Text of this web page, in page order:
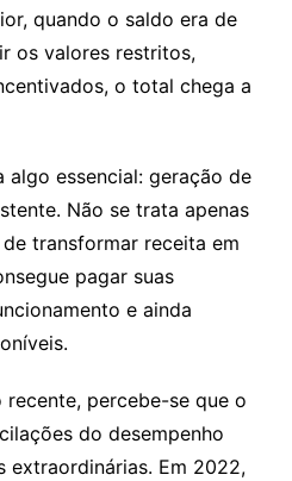
quando o saldo era de
os valores restritos,
o total chega a
algo essencial: geração de
Não se trata apenas
transformar receita em
pagar suas
e ainda
percebe-se que o
do desempenho
extraordinárias. Em 2022,